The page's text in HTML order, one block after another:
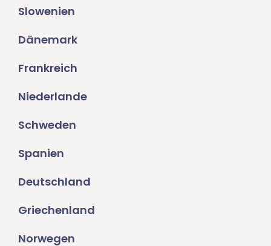
Slowenien
Dänemark
Frankreich
Niederlande
Schweden
Spanien
Deutschland
Griechenland
Norwegen